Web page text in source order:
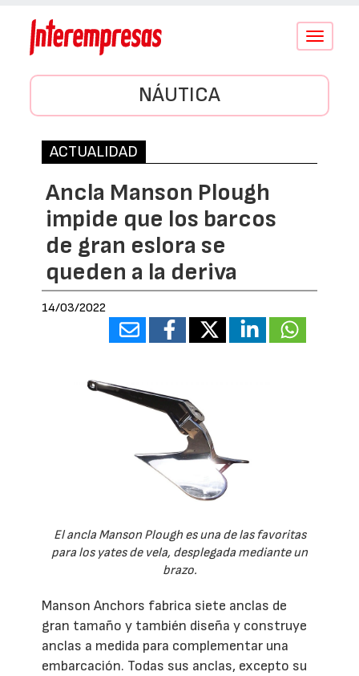
Conmutar
NÁUTICA
ACTUALIDAD
Ancla Manson Plough
impide que los barcos
de gran eslora se
queden a la deriva
14/03/2022
El ancla Manson Plough es una de las favoritas
para los yates de vela, desplegada mediante un
brazo.
Manson Anchors fabrica siete anclas de
gran tamaño y también diseña y construye
anclas a medida para complementar una
embarcación. Todas sus anclas, excepto su